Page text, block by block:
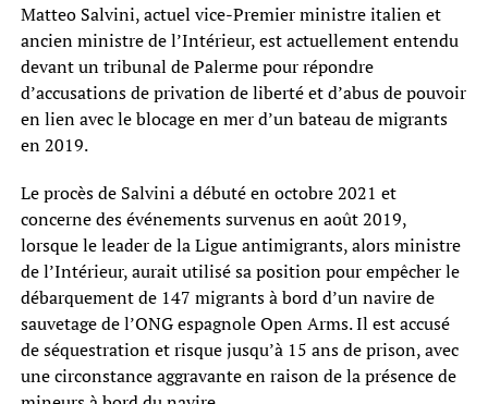
Matteo Salvini, actuel vice-Premier ministre italien et
ancien ministre de l’Intérieur, est actuellement entendu
devant un tribunal de Palerme pour répondre
d’accusations de privation de liberté et d’abus de pouvoir
en lien avec le blocage en mer d’un bateau de migrants
en 2019.
Le procès de Salvini a débuté en octobre 2021 et
concerne des événements survenus en août 2019,
lorsque le leader de la Ligue antimigrants, alors ministre
de l’Intérieur, aurait utilisé sa position pour empêcher le
débarquement de 147 migrants à bord d’un navire de
sauvetage de l’ONG espagnole Open Arms. Il est accusé
de séquestration et risque jusqu’à 15 ans de prison, avec
une circonstance aggravante en raison de la présence de